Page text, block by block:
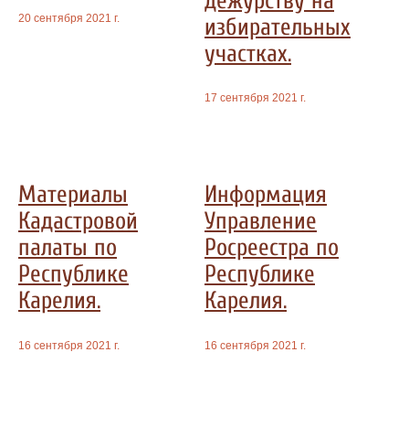
20 сентября 2021 г.
избирательных
участках.
17 сентября 2021 г.
Материалы
Кадастровой
палаты по
Республике
Карелия.
16 сентября 2021 г.
Информация
Управление
Росреестра по
Республике
Карелия.
16 сентября 2021 г.